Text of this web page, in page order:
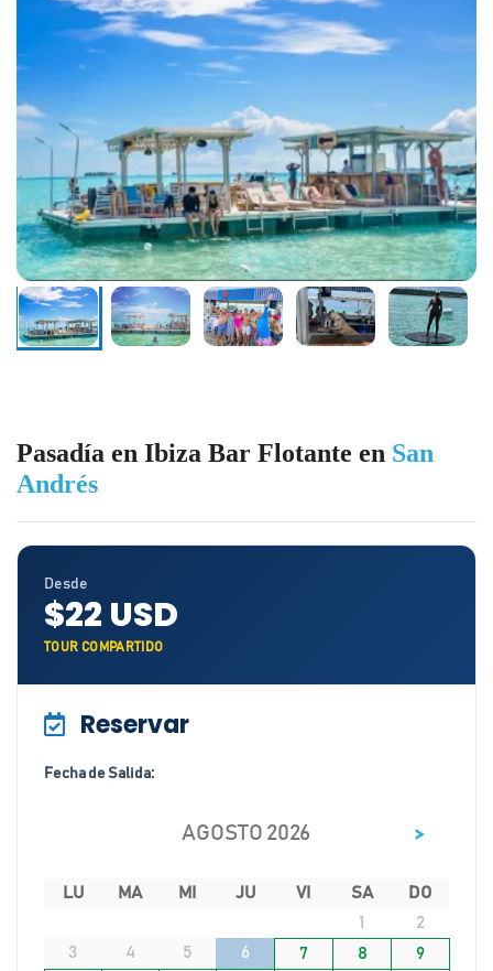
Pasadía en Ibiza Bar Flotante en San
Andrés
Desde
$22 USD
TOUR COMPARTIDO
Reservar
Fecha de Salida:
AGOSTO 2026 >
LU MA MI JU VI SA
DO
1
2
3
4 5 6 7 8
9